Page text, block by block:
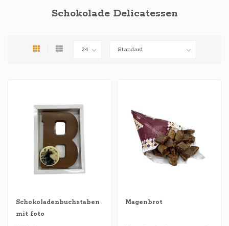
Schokolade Delicatessen
Schokoladenbuchstaben
mit foto
Magenbrot